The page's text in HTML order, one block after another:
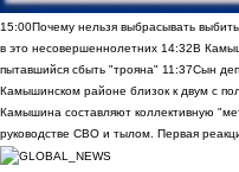
15:00Почему нельзя выбрасывать
в это несовершеннолетних 14:32В
пытавшийся сбыть "трояна" 11:37Сын
Камышинском районе близок к двум с
Камышина составляют коллективную
руководстве СВО и тылом. Первая